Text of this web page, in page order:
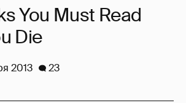
You Must Read
Die
2013
23